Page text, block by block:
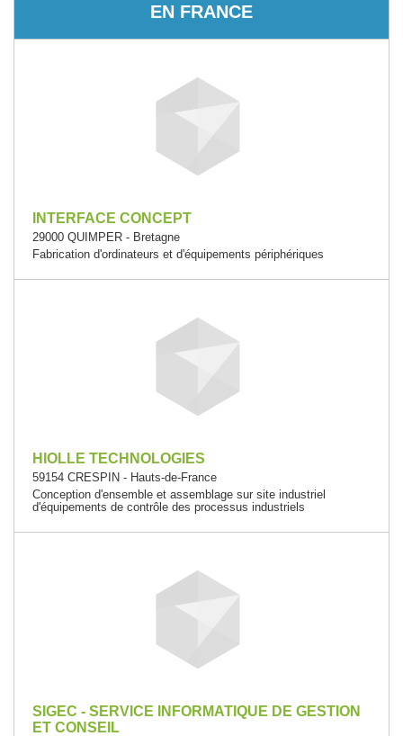
EN FRANCE
INTERFACE CONCEPT
29000 QUIMPER - Bretagne
Fabrication d'ordinateurs et d'équipements périphériques
HIOLLE TECHNOLOGIES
59154 CRESPIN - Hauts-de-France
Conception d'ensemble et assemblage sur site industriel
d'équipements de contrôle des processus industriels
SIGEC - SERVICE INFORMATIQUE DE GESTION
ET CONSEIL